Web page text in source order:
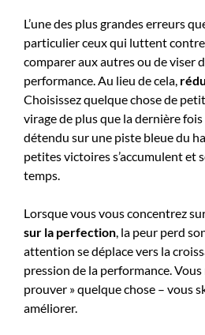
L’une des plus grandes erreurs
particulier ceux qui luttent contre
comparer aux autres ou de viser
performance. Au lieu de cela,
Choisissez quelque chose de
virage de plus que la dernière
détendu sur une piste bleue du
petites victoires s’accumulent et
temps.
Lorsque vous vous concentrez
sur la perfection, la peur perd
attention se déplace vers la
pression de la performance. Vous
prouver » quelque chose – vous
améliorer.